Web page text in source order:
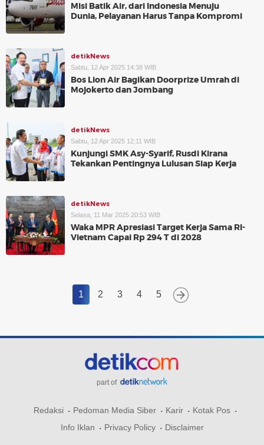
Misi Batik Air, dari Indonesia Menuju
Dunia, Pelayanan Harus Tanpa Kompromi
detikNews
Sabtu, 12 Apr 2025 14:38 WIB
Bos Lion Air Bagikan Doorprize Umrah di
Mojokerto dan Jombang
detikNews
Sabtu, 12 Apr 2025 12:11 WIB
Kunjungi SMK Asy-Syarif, Rusdi Kirana
Tekankan Pentingnya Lulusan Siap Kerja
detikNews
Selasa, 11 Mar 2025 20:53 WIB
Waka MPR Apresiasi Target Kerja Sama RI-
Vietnam Capai Rp 294 T di 2028
1 2 3 4 5
part of
Redaksi Pedoman Media Siber Karir
Kotak Pos
Info Iklan
Privacy Policy Disclaimer